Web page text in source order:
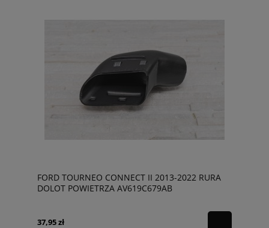
FORD TOURNEO CONNECT II 2013-2022 RURA
DOLOT POWIETRZA AV619C679AB
37,95 zł